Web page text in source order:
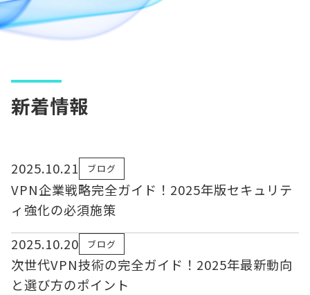
新着情報
2025.10.21 ブログ
VPN企業戦略完全ガイド！2025年版セキュリテ
ィ強化の必須施策
2025.10.20
ブログ
次世代VPN技術の完全ガイド！2025年最新動向
と選び方のポイント